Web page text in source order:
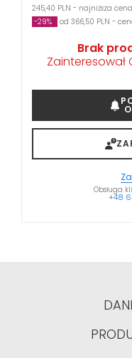
245,40 PLN - najniższa
-29%
od 366,50 PLN -
Brak
Zainteresował
Obsługa
+48